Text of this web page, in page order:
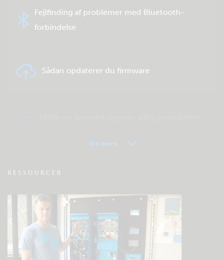
Fejlfinding af problemer med Bluetooth-
forbindelse
Sådan opdaterer du firmware
fjernovervågning
Tjek fællesskabets videnbase
Vis mere
RESSOURCER